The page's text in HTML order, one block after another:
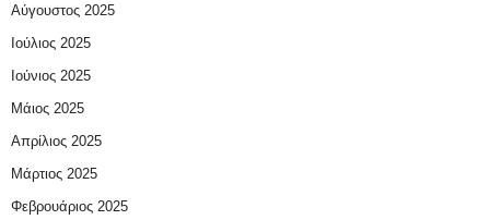
Αύγουστος 2025
Ιούλιος 2025
Ιούνιος 2025
Μάιος 2025
Απρίλιος 2025
Μάρτιος 2025
Φεβρουάριος 2025